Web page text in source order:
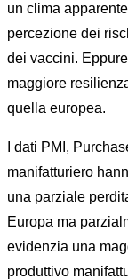
un clima
percezione dei
dei vaccini.
maggiore
quella europea.
I dati PMI,
manifatturiero
una parziale
Europa ma
evidenzia una
produttivo